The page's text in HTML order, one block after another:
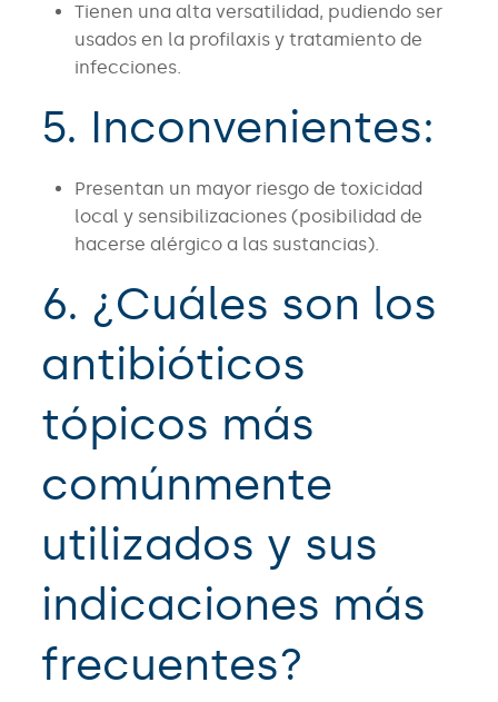
Tienen una alta versatilidad, pudiendo ser
usados en la profilaxis y tratamiento de
infecciones.
5. Inconvenientes:
Presentan un mayor riesgo de toxicidad
local y sensibilizaciones (posibilidad de
hacerse alérgico a las sustancias).
6. ¿Cuáles son los
antibióticos
tópicos más
comúnmente
utilizados y sus
indicaciones más
frecuentes?